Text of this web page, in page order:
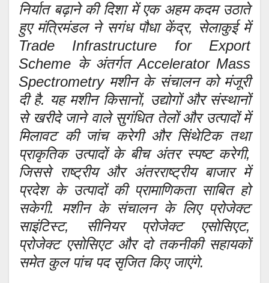
निर्यात बढ़ाने की दिशा में एक अहम कदम उठाते
हुए मंत्रिमंडल ने सगंध पौधा केंद्र, सेलाकुई में
Trade Infrastructure for Export
Scheme के अंतर्गत Accelerator Mass
Spectrometry मशीन के संचालन को मंजूरी
दी है. यह मशीन किसानों, उद्योगों और संस्थानों
से खरीदे जाने वाले सुगंधित तेलों और उत्पादों में
मिलावट की जांच करेगी और सिंथेटिक तथा
प्राकृतिक उत्पादों के बीच अंतर स्पष्ट करेगी,
जिससे राष्ट्रीय और अंतरराष्ट्रीय बाजार में
प्रदेश के उत्पादों की प्रामाणिकता साबित हो
सकेगी. मशीन के संचालन के लिए प्रोजेक्ट
साइंटिस्ट, सीनियर प्रोजेक्ट एसोसिएट,
प्रोजेक्ट एसोसिएट और दो तकनीकी सहायकों
समेत कुल पांच पद सृजित किए जाएंगे.